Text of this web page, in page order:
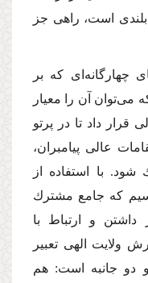
است، راهى جز
چهارگانه‌اى كه بر
آن را معیار
داد تا در پرتو
عالى پیامبران،
شود. با استفاده از
كه جامع مشترك
و ارتباط با
ولایت الهى تعبیر
دو جانبه است: هم